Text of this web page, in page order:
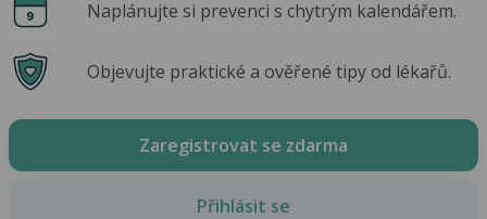
Naplánujte si prevenci s chytrým kalendářem.
Objevujte praktické a ověřené tipy od lékařů.
Zaregistrovat se zdarma
Přihlásit se